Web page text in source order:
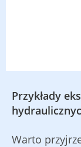
Przykłady
Warto